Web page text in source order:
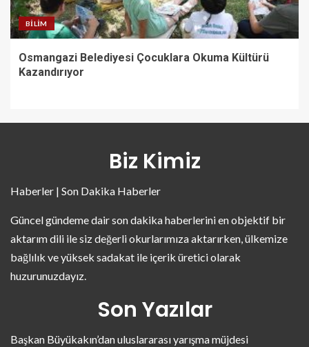
BILIM
Osmangazi Belediyesi Çocuklara Okuma Kültürü
Kazandırıyor
Biz Kimiz
Haberler | Son Dakika Haberler
Güncel gündeme dair son dakika haberlerini en objektif bir
aktarım dili ile siz değerli okurlarımıza aktarırken, ülkemize
bağlılık ve yüksek sadakat ile içerik üretici olarak
huzurunuzdayız.
Son Yazılar
Başkan Büyükakın’dan uluslararası yarışma müjdesi